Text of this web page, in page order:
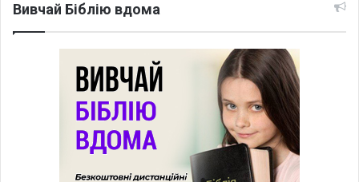
Вивчай Біблію вдома